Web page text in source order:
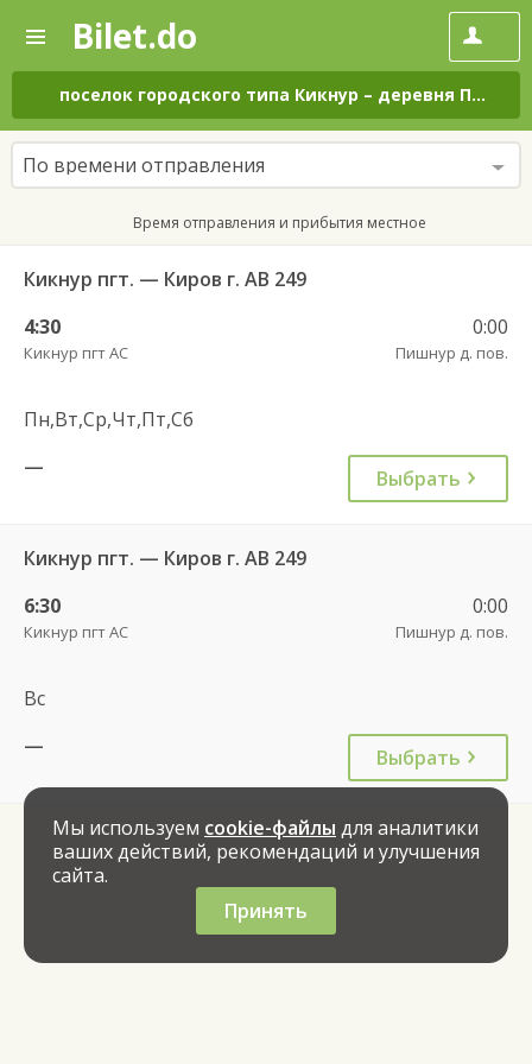
—
Поиск
и
покупка
билетов
на
автобус
онлайн
Bilet.do
поселок городского типа Кикнур – деревня Пишнур
По времени отправления
Время отправления и прибытия местное
Кикнур пгт. — Киров г. АВ 249
4:30
Кикнур пгт АС
0:00
Пишнур д. пов.
Пн,Вт,Ср,Чт,Пт,Сб
—
Выбрать
Кикнур пгт. — Киров г. АВ 249
6:30
Кикнур пгт АС
0:00
Пишнур д. пов.
Вс
—
Выбрать
Мы используем cookie-файлы для аналитики
ваших действий, рекомендаций и улучшения
сайта.
Принять